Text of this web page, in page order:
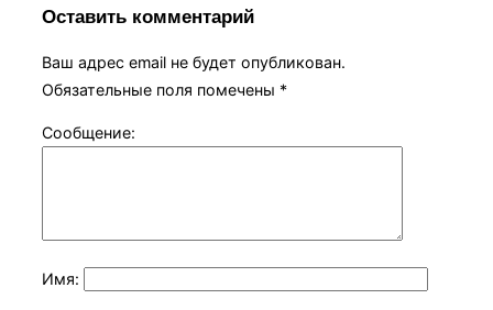
Оставить комментарий
Ваш адрес email не будет опубликован.
Обязательные поля помечены *
Сообщение:
Имя: